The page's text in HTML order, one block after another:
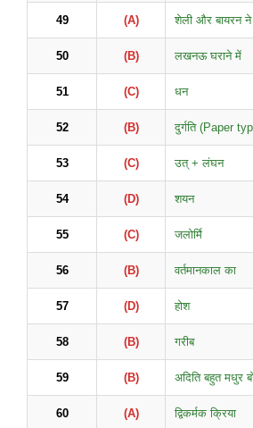
49 (A) शेली और बायरन ने
50 (B) लखनऊ घराने में
51 (C) धन
52 (B) दुर्गति (Paper
53 (C) उत् + लंघन
54 (D) शयन
55 (C) जलोर्मि
56 (B) वर्तमानकाल का
57 (D) होश
58 (B) गरीब
59 (B) अदिति बहुत मधुर
60 (A) द्विकर्मक क्रिया